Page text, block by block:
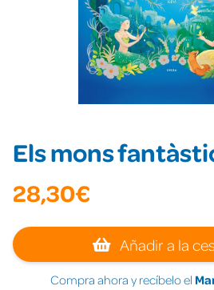
Els mons
28,30€
Añadir a la
Compra ahora y recíbelo el